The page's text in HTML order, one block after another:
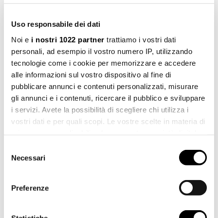
Uso responsabile dei dati
Noi e i nostri 1022 partner trattiamo i vostri dati
personali, ad esempio il vostro numero IP, utilizzando
tecnologie come i cookie per memorizzare e accedere
alle informazioni sul vostro dispositivo al fine di
pubblicare annunci e contenuti personalizzati, misurare
gli annunci e i contenuti, ricercare il pubblico e sviluppare
i servizi. Avete la possibilità di scegliere chi utilizza i
vostri dati e per quali scopi. Le vostre scelte in materia di
modificare o revocare il proprio consenso in qualsiasi
momento dalla Dichiarazione sui cookie o facendo clic
raccogliere informazioni sulla tua posizione
delNecessari
Preferenze
Richiedi informazioni
NOME *
COGNOME *
PAESE *